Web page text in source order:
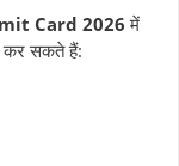
Card 2026 में
कर सकते हैं: